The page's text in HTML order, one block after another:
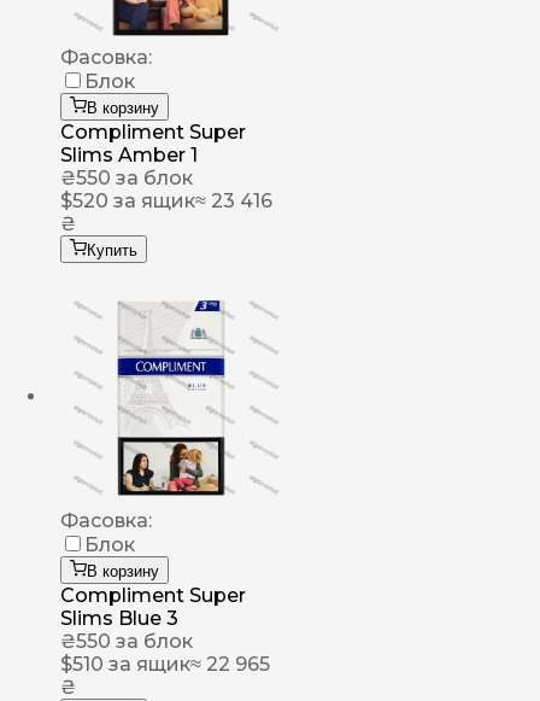
Фасовка:
Блок
В корзину
Compliment Super
Slims Amber 1
₴550 за блок
$520 за ящик≈ 23 416
₴
Купить
Фасовка:
Блок
В корзину
Compliment Super
Slims Blue 3
₴550 за блок
$510 за ящик≈ 22 965
₴